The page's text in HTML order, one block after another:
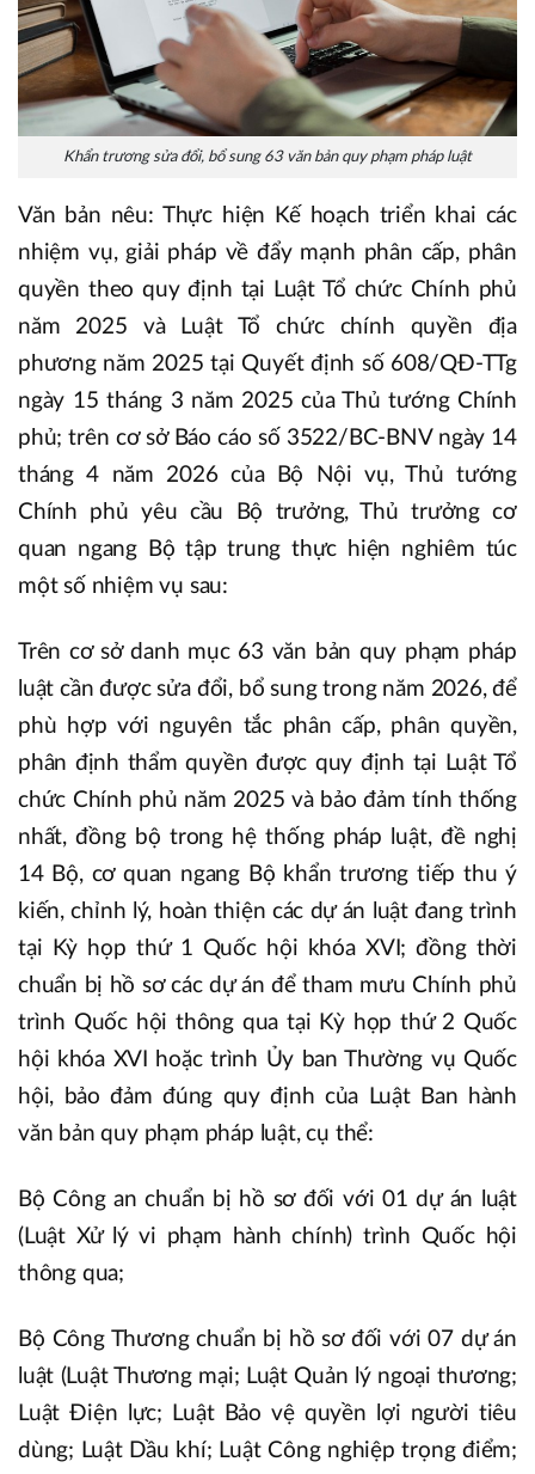
Khẩn trương sửa đổi, bổ sung 63 văn bản quy phạm pháp luật
Văn bản nêu: Thực hiện Kế hoạch triển khai các
nhiệm vụ, giải pháp về đẩy mạnh phân cấp, phân
quyền theo quy định tại Luật Tổ chức Chính phủ
năm 2025 và Luật Tổ chức chính quyền địa
phương năm 2025 tại Quyết định số 608/QĐ-TTg
ngày 15 tháng 3 năm 2025 của Thủ tướng Chính
phủ; trên cơ sở Báo cáo số 3522/BC-BNV ngày 14
tháng 4 năm 2026 của Bộ Nội vụ, Thủ tướng
Chính phủ yêu cầu Bộ trưởng, Thủ trưởng cơ
quan ngang Bộ tập trung thực hiện nghiêm túc
một số nhiệm vụ sau:
Trên cơ sở danh mục 63 văn bản quy phạm pháp
luật cần được sửa đổi, bổ sung trong năm 2026, để
phù hợp với nguyên tắc phân cấp, phân quyền,
phân định thẩm quyền được quy định tại Luật Tổ
chức Chính phủ năm 2025 và bảo đảm tính thống
nhất, đồng bộ trong hệ thống pháp luật, đề nghị
14 Bộ, cơ quan ngang Bộ khẩn trương tiếp thu ý
kiến, chỉnh lý, hoàn thiện các dự án luật đang trình
tại Kỳ họp thứ 1 Quốc hội khóa XVI; đồng thời
chuẩn bị hồ sơ các dự án để tham mưu Chính phủ
trình Quốc hội thông qua tại Kỳ họp thứ 2 Quốc
hội khóa XVI hoặc trình Ủy ban Thường vụ Quốc
hội, bảo đảm đúng quy định của Luật Ban hành
văn bản quy phạm pháp luật, cụ thể:
Bộ Công an chuẩn bị hồ sơ đối với 01 dự án luật
(Luật Xử lý vi phạm hành chính) trình Quốc hội
thông qua;
Bộ Công Thương chuẩn bị hồ sơ đối với 07 dự án
luật (Luật Thương mại; Luật Quản lý ngoại thương;
Luật Điện lực; Luật Bảo vệ quyền lợi người tiêu
dùng; Luật Dầu khí; Luật Công nghiệp trọng điểm;